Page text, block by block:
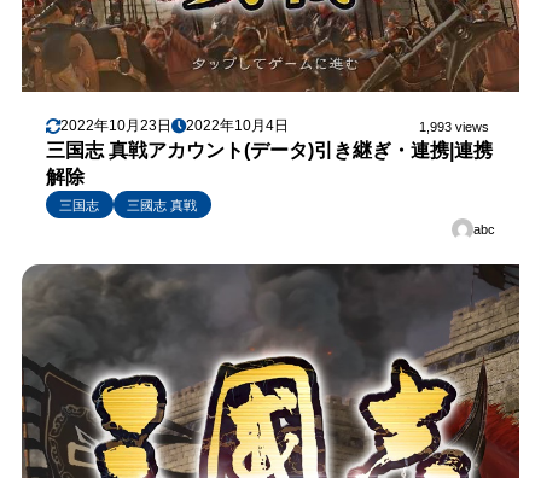
2022年10月23日 2022年10月4日 1,993 views
三国志 真戦アカウント(データ)引き継ぎ・連携|連携
解除
三国志
三國志 真戦
abc